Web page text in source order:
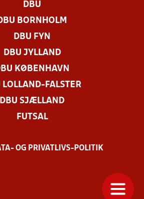
DBU
BORNHOLM
DBU FYN
DBU JYLLAND
KØBENHAVN
LOLLAND-FALSTER
DBU SJÆLLAND
FUTSAL
OG PRIVATLIVS-POLITIK